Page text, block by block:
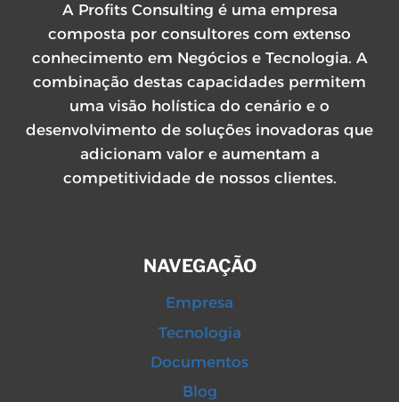
A Profits Consulting é uma empresa
composta por consultores com extenso
conhecimento em Negócios e Tecnologia. A
combinação destas capacidades permitem
uma visão holística do cenário e o
desenvolvimento de soluções inovadoras que
adicionam valor e aumentam a
competitividade de nossos clientes.
NAVEGAÇÃO
Empresa
Tecnologia
Documentos
Blog